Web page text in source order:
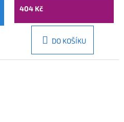
404 Kč
DO KOŠÍKU